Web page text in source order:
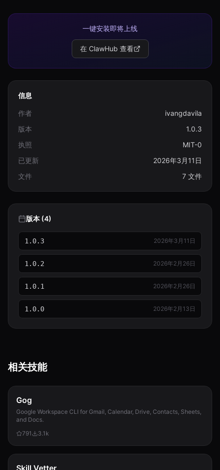
一键安装即将上线
在 ClawHub 查看
信息
作者
ivangdavila
版本
1.0.3
执照
MIT-0
已更新
2026年3月11日
文件
7 文件
版本 (4)
1.0.3 2026年3月11日
1.0.2 2026年2月26日
1.0.1 2026年2月26日
1.0.0 2026年2月13日
相关技能
Gog
Google Workspace CLI for Gmail, Calendar, Drive, Contacts, Sheets,
and Docs.
791
3.1k
Skill Vetter